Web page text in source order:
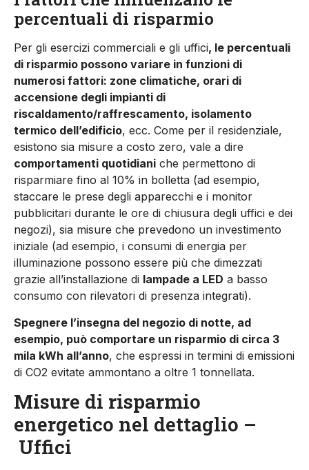
percentuali di risparmio
Per gli esercizi commerciali e gli uffici, le percentuali
di risparmio possono variare in funzioni di
numerosi fattori: zone climatiche, orari di
accensione degli impianti di
riscaldamento/raffrescamento, isolamento
termico dell’edificio, ecc. Come per il residenziale,
esistono sia misure a costo zero, vale a dire
comportamenti quotidiani che permettono di
risparmiare fino al 10% in bolletta (ad esempio,
staccare le prese degli apparecchi e i monitor
pubblicitari durante le ore di chiusura degli uffici e dei
negozi), sia misure che prevedono un investimento
iniziale (ad esempio, i consumi di energia per
illuminazione possono essere più che dimezzati
grazie all’installazione di lampade a LED a basso
consumo con rilevatori di presenza integrati).
Spegnere l’insegna del negozio di notte, ad
esempio, può comportare un risparmio di circa 3
mila kWh all’anno, che espressi in termini di emissioni
di CO2 evitate ammontano a oltre 1 tonnellata.
Misure di risparmio
energetico nel dettaglio –
Uffici